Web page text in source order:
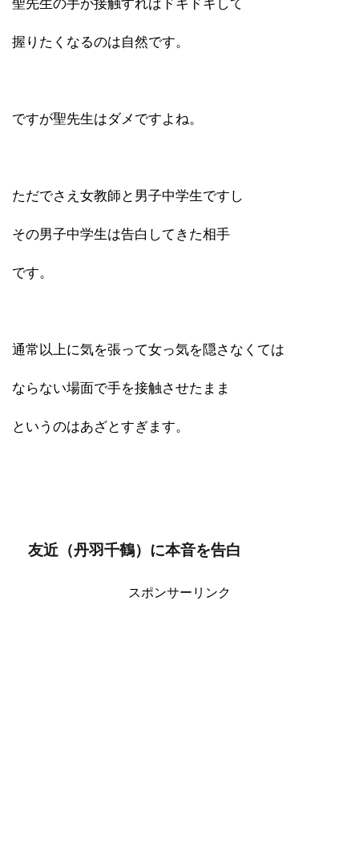
聖先生の手が接触すればドキドキして
握りたくなるのは自然です。
ですが聖先生はダメですよね。
ただでさえ女教師と男子中学生ですし
その男子中学生は告白してきた相手
です。
通常以上に気を張って女っ気を隠さなくては
ならない場面で手を接触させたまま
というのはあざとすぎます。
友近（丹羽千鶴）に本音を告白
スポンサーリンク